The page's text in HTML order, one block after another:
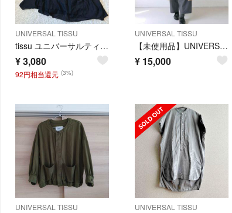
UNIVERSAL TISSU
tissu ユニバーサルティシュ リネンコットン シルク ワンピース
¥3,080
92円相当還元 (3%)
UNIVERSAL TISSU
【未使用品】UNIVERSAL TISSU トレンチコート スプリングコート
¥ 15,000
UNIVERSAL TISSU UNIVERSAL TISSU